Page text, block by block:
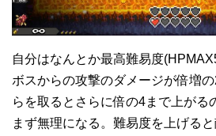
自分はなんとか最高難易度
ボスからの攻撃のダメージが倍増
らを取るとさらに倍の4まで上がる
まず無理になる。難易度を上げる